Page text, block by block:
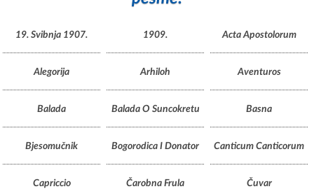
19. Svibnja 1907. 1909. Acta Apostolorum
Alegorija Arhiloh Aventuros
Balada Balada O Suncokretu Basna
Bjesomučnik Bogorodica I Donator Canticum Canticorum
Capriccio Čarobna Frula Čuvar